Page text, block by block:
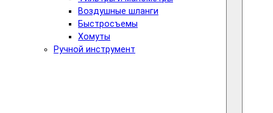
Воздушные шланги
Быстросъемы
Хомуты
Ручной инструмент